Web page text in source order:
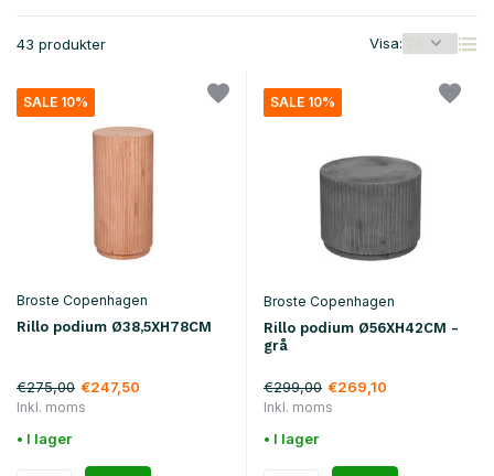
43 produkter Visa:
SALE 10%
Broste Copenhagen
Rillo podium Ø38,5XH78CM
€275,00 €247,50
Inkl. moms
• I lager
SALE 10%
Broste Copenhagen
Rillo podium Ø56XH42CM -
grå
€299,00 €269,10
Inkl. moms
• I lager